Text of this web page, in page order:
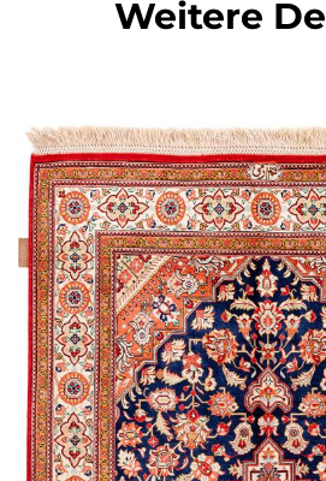
Weitere